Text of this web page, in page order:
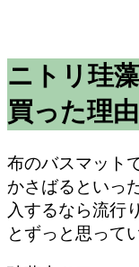
ニトリ珪
買った理由
布のバスマット
かさばるといっ
入するなら流行
とずっと思って